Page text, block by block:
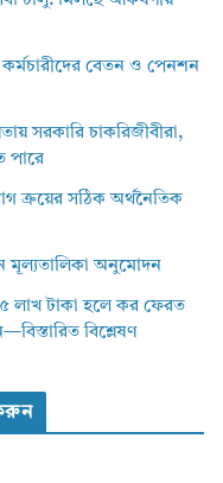
বেতন ও পেনশন
সরকারি চাকরিজীবীরা,
পারে
ক্রয়ের সঠিক অর্থনৈতিক
মূল্যতালিকা অনুমোদন
লাখ টাকা হলে কর ফেরত
বিশ্লেষণ